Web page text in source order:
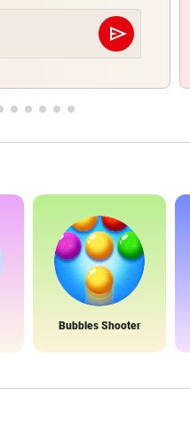
send
Abschicken
Bubbles Shooter